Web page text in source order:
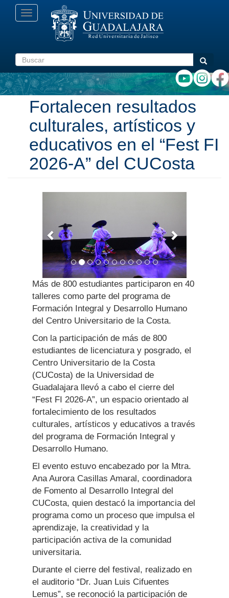
Pasar
Toggle
navigation
Buscar Buscar
Fortalecen resultados
culturales, artísticos y
educativos en el “Fest FI
2026-A” del CUCosta
Más de 800 estudiantes participaron en 40
talleres como parte del programa de
Formación Integral y Desarrollo Humano
del Centro Universitario de la Costa.
Con la participación de más de 800
estudiantes de licenciatura y posgrado, el
Centro Universitario de la Costa
(CUCosta) de la Universidad de
Guadalajara llevó a cabo el cierre del
“Fest FI 2026-A”, un espacio orientado al
fortalecimiento de los resultados
culturales, artísticos y educativos a través
del programa de Formación Integral y
Desarrollo Humano.
El evento estuvo encabezado por la Mtra.
Ana Aurora Casillas Amaral, coordinadora
de Fomento al Desarrollo Integral del
CUCosta, quien destacó la importancia del
programa como un proceso que impulsa el
aprendizaje, la creatividad y la
participación activa de la comunidad
universitaria.
Durante el cierre del festival, realizado en
el auditorio “Dr. Juan Luis Cifuentes
Lemus”, se reconoció la participación de